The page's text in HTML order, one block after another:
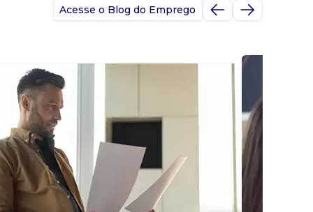
Acesse o Blog do Emprego